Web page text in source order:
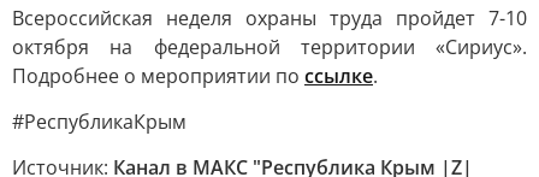
Всероссийская неделя охраны труда пройдет 7-10
октября на федеральной территории «Сириус».
Подробнее о мероприятии по ссылке.
#РеспубликаКрым
Источник: Канал в МАКС "Республика Крым |Z|